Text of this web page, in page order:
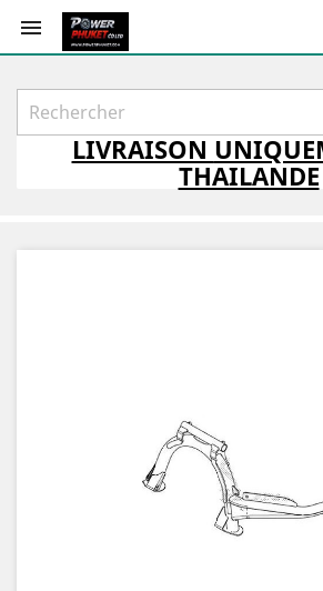

LIVRAISON
THAILANDE